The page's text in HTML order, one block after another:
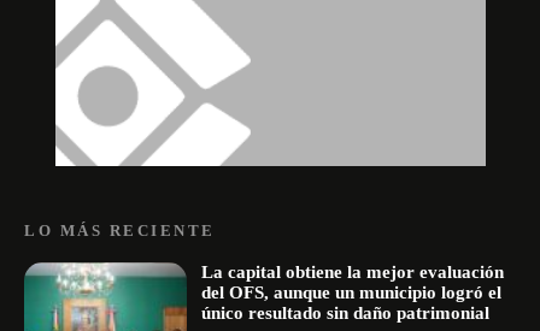
LO MÁS RECIENTE
La capital obtiene la mejor evaluación
del OFS, aunque un municipio logró el
único resultado sin daño patrimonial